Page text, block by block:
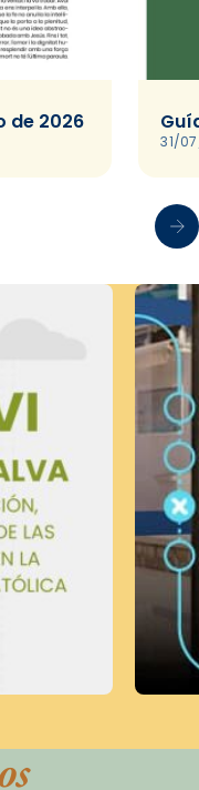
de 2026
31/